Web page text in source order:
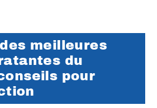
meilleures
du
pour